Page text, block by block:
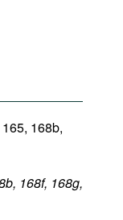
168b,
168f, 168g,